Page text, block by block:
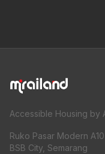
Accessible Housing by
Ruko Pasar Modern A10
BSB City, Semarang